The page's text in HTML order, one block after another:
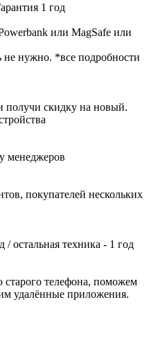
1 год
или MagSafe или
не нужно. *все подробности
получи скидку на новый.
менеджеров
покупателей нескольких
/ остальная техника - 1 год
телефона, поможем
удалённые приложения.